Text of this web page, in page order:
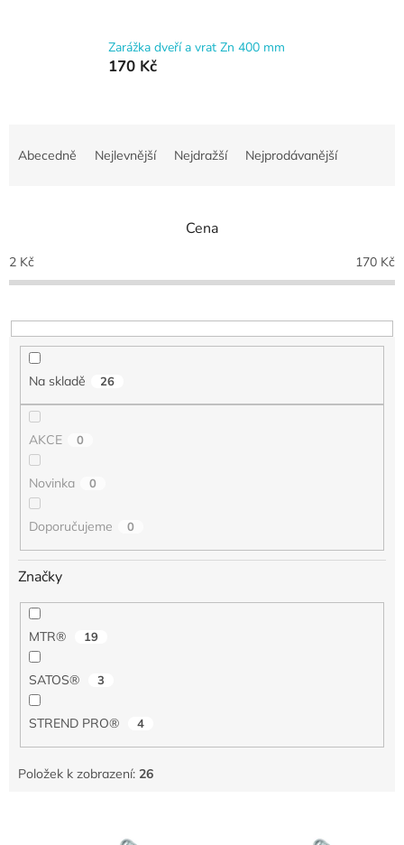
Zarážka dveří a vrat Zn 400 mm
170 Kč
p
r
o
u
Abecedně Nejlevnější Nejdražší Nejprodávanější
Cena
2 Kč 170 Kč
Na skladě 26
AKCE 0
Novinka 0
Doporučujeme 0
Značky
MTR® 19
SATOS® 3
STREND PRO® 4
Položek k zobrazení: 26